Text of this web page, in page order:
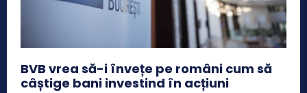
BVB vrea să-i învețe pe români cum să
câștige bani investind în acțiuni